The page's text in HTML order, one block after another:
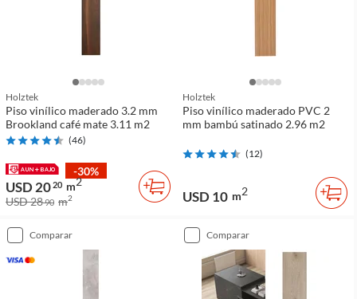
Holztek
Piso vinílico maderado 3.2 mm
Brookland café mate 3.11 m2
(46)
-30%
USD 2020 m2
USD 2890 m2
Holztek
Piso vinílico maderado PVC 2
mm bambú satinado 2.96 m2
(12)
USD 10 m2
comparar comparar